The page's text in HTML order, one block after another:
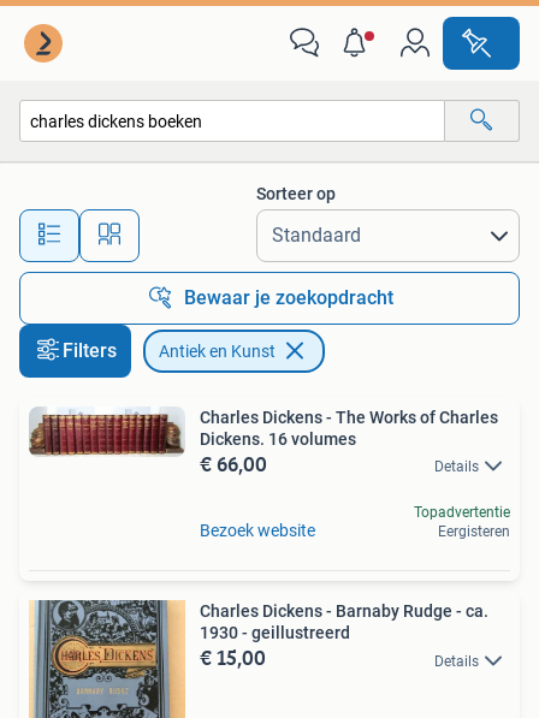
Alle afstanden…
Sorteer op
Bewaar je zoekopdracht
Filters Antiek en Kunst
Charles Dickens - The Works of Charles
Dickens. 16 volumes
€ 66,00 Details
Bezoek website
Topadvertentie
Eergisteren
Charles Dickens - Barnaby Rudge - ca.
1930 - geillustreerd
€ 15,00 Details